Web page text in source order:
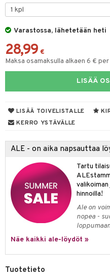
Varastossa, lähetetään heti
28,99 €
Maksa osamaksulla alkaen 6 €
LISÄÄ
LISÄÄ TOIVELISTALLE
KERRO YSTÄVÄLLE
ALE - on aika napsauttaa
Tartu
hinnoilla!
Ale on
nopea -
Näe kaikki ale-löydöt »
Tuotetieto
& Vihannesveitset
sisustus
tarvikkeita
tekstiilit
koristelu
säilytys
tekstiilit
Saalit
& Tyynyliinat
& Peitot
& Koukut
& Korit
& Veistokset
& Lyhdyt
tekstiilit
tekstiilit
tekstiilit
hyönteissuoja
& Lyhdyt
& vastauksia